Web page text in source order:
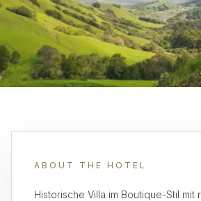
ABOUT THE HOTEL
Historische Villa im Boutique-Stil mit